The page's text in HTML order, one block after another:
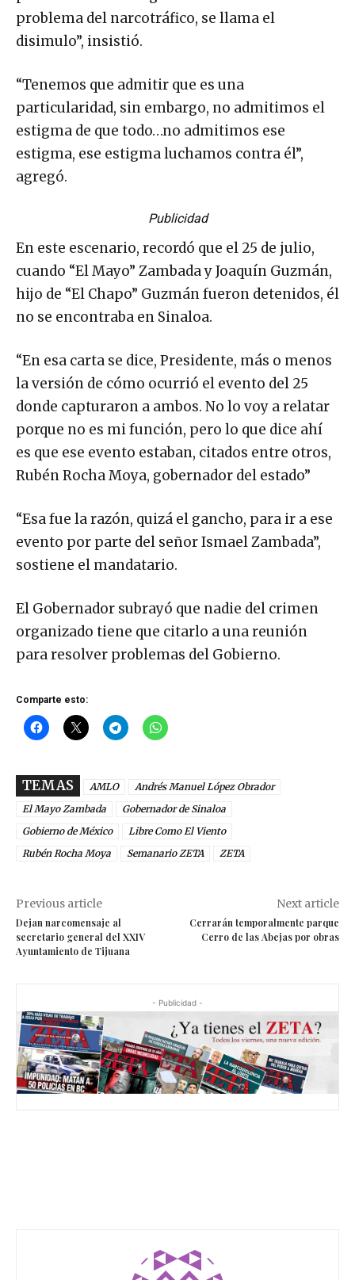
problema del narcotráfico, se llama el
disimulo”, insistió.
“Tenemos que admitir que es una
particularidad, sin embargo, no admitimos el
estigma de que todo…no admitimos ese
estigma, ese estigma luchamos contra él”,
agregó.
Publicidad
En este escenario, recordó que el 25 de julio,
cuando “El Mayo” Zambada y Joaquín Guzmán,
hijo de “El Chapo” Guzmán fueron detenidos, él
no se encontraba en Sinaloa.
“En esa carta se dice, Presidente, más o menos
la versión de cómo ocurrió el evento del 25
donde capturaron a ambos. No lo voy a relatar
porque no es mi función, pero lo que dice ahí
es que ese evento estaban, citados entre otros,
Rubén Rocha Moya, gobernador del estado”
“Esa fue la razón, quizá el gancho, para ir a ese
evento por parte del señor Ismael Zambada”,
sostiene el mandatario.
El Gobernador subrayó que nadie del crimen
organizado tiene que citarlo a una reunión
para resolver problemas del Gobierno.
Comparte esto:
TEMAS AMLO
Andrés Manuel López Obrador
El Mayo Zambada
Gobernador de Sinaloa
Gobierno de México
Libre Como El Viento
Rubén Rocha Moya
Semanario ZETA ZETA
Previous article
Dejan narcomensaje al
secretario general del XXIV
Ayuntamiento de Tijuana
Next article
Cerrarán temporalmente parque
Cerro de las Abejas por obras
- Publicidad -